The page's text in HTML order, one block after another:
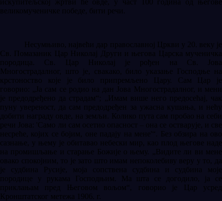
великомученичке победе, бити речи.
Несумњиво, највећи дар православној Цркви у 20. веку је
Св. Помазаник Цар Николај Други и његова Царска мученичка
породица. Св. Цар Николај је рођен на Св. Јова
Многострадалног, што је, свакако, било указање Господње на
крстоноство које је било припремљено Цару. Сам Цар је
говорио: „Ја сам се родио на дан Јова Многострадалног, и мени
је предодређено да страдам“; „Имам више него предосећај, чак
пуну увереност, да сам предодређен за ужасна кушања, и нећу
добити награду овде, на земљи. Колико пута сам пробао на себи
речи Јова: 'Само ли сам осетио опасност – она се остварује, и све
несреће, којих се бојим, оне падају на мене'“. Без обзира на ово
сазнање, у њему је обитавао небески мир, као плод његове наде
на промишљање и старање Божије о њему. „Видите ли ви мене
овако спокојним, то је зато што имам непоколебиву веру у то, да
је судбина Русије, моја сопствена судбина и судбина моје
породице у рукама Господњим. Ма шта се догодило, ја се
приклањам пред Његовом вољом“, говорио је Цар усред
Кронштатског метежа 1906. г.